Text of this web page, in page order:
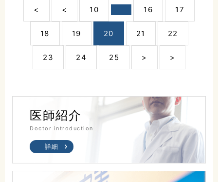
< < 10 16 17
18 19 20 21 22
23 24 25 > >
医師紹介
Doctor introduction
詳細